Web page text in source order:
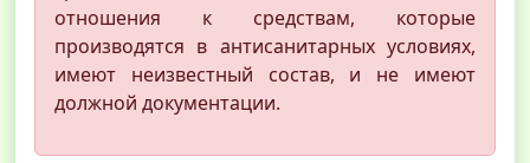
отношения к средствам, которые
производятся в антисанитарных условиях,
имеют неизвестный состав, и не имеют
должной документации.